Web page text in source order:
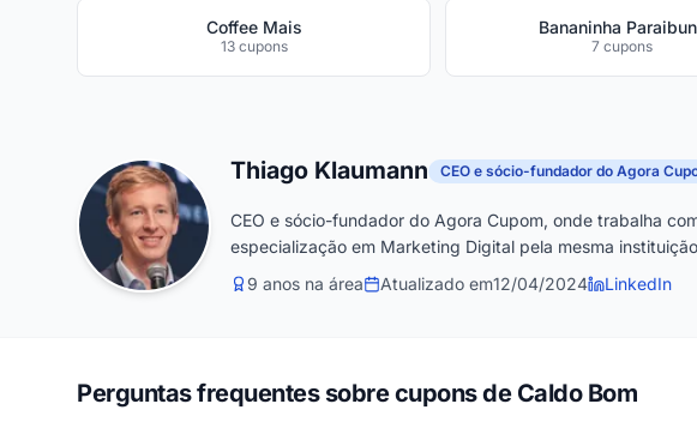
Coffee Mais
13 cupons
Bananinha
7 cupons
Thiago Klaumann CEO e sócio-fundador do Agora
CEO e sócio-fundador do Agora Cupom, onde trabalha
especialização em Marketing Digital pela mesma
9 anos na área
Atualizado em12/04/2024 LinkedIn
Perguntas frequentes sobre cupons de Caldo Bom